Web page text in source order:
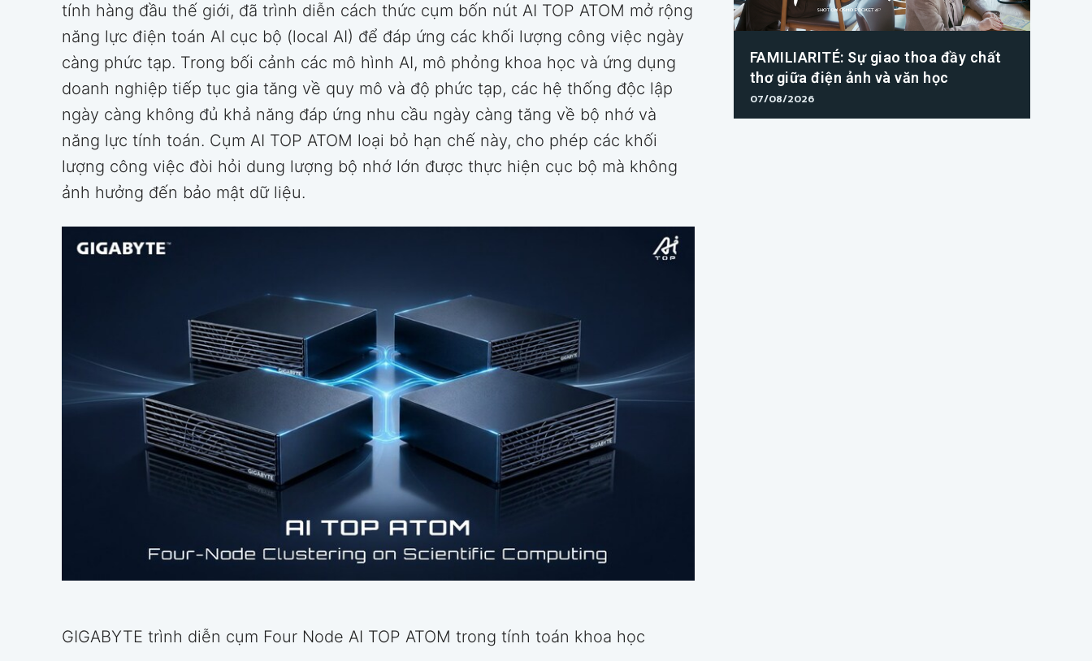
tính hàng đầu thế giới, đã trình diễn cách thức cụm bốn nút AI TOP ATOM mở rộng
năng lực điện toán AI cục bộ (local AI) để đáp ứng các khối lượng công việc ngày
càng phức tạp. Trong bối cảnh các mô hình AI, mô phỏng khoa học và ứng dụng
doanh nghiệp tiếp tục gia tăng về quy mô và độ phức tạp, các hệ thống độc lập
ngày càng không đủ khả năng đáp ứng nhu cầu ngày càng tăng về bộ nhớ và
năng lực tính toán. Cụm AI TOP ATOM loại bỏ hạn chế này, cho phép các khối
lượng công việc đòi hỏi dung lượng bộ nhớ lớn được thực hiện cục bộ mà không
ảnh hưởng đến bảo mật dữ liệu.
GIGABYTE trình diễn cụm Four Node AI TOP ATOM trong tính toán khoa học
FAMILIARITÉ: Sự giao thoa đầy chất
thơ giữa điện ảnh và văn học
07/08/2026